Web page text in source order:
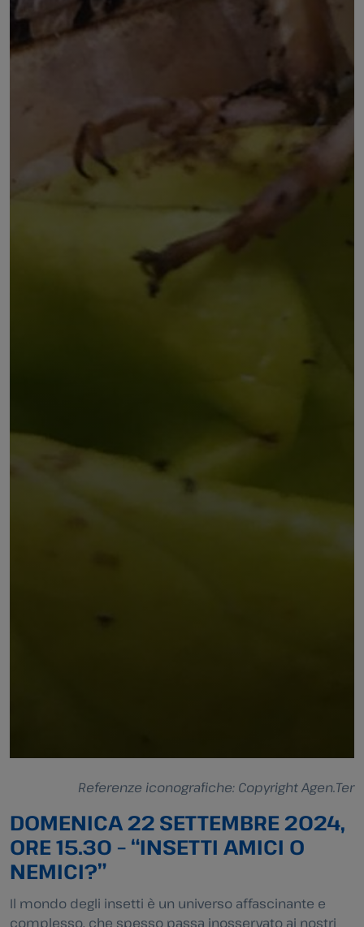
Referenze iconografiche: Copyright Agen.Ter
DOMENICA 22 SETTEMBRE 2024,
ORE 15.30 – “INSETTI AMICI O
NEMICI?”
Il mondo degli insetti è un universo affascinante e
complesso, che spesso passa inosservato ai nostri